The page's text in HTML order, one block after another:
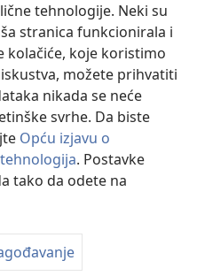
tehnologije. Neki su
stranica funkcionirala i
kolačiće, koje koristimo
možete prihvatiti
nikada se neće
svrhe. Da biste
Opću izjavu o
. Postavke
tako da odete na
Tract Society of Pennsylvania.